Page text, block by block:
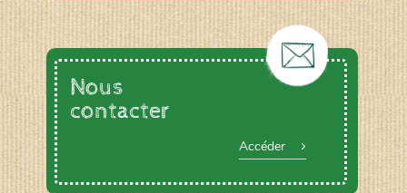
Nous
contacter
Accéder